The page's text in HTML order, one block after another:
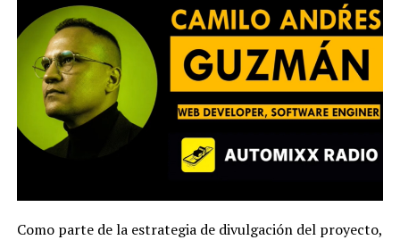
Como parte de la estrategia de divulgación del proyecto,